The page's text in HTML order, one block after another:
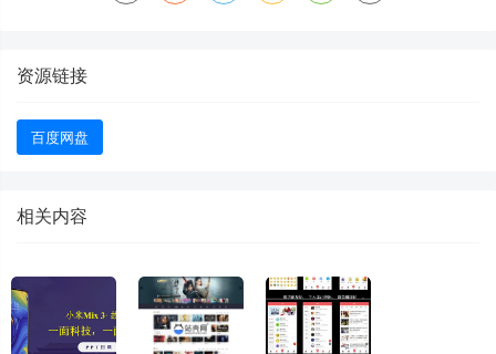
资源链接
百度网盘
相关内容